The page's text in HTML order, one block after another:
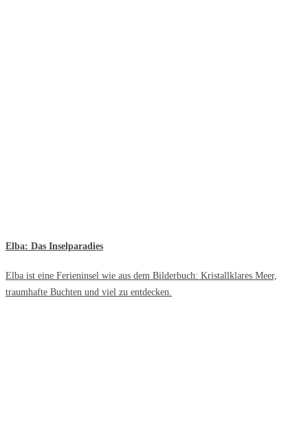
Elba: Das Inselparadies
Elba ist eine Ferieninsel wie aus dem Bilderbuch: Kristallklares Meer,
traumhafte Buchten und viel zu entdecken.